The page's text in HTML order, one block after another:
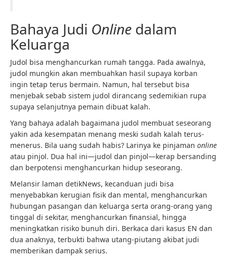
Bahaya Judi Online dalam
Keluarga
Judol bisa menghancurkan rumah tangga. Pada awalnya,
judol mungkin akan membuahkan hasil supaya korban
ingin tetap terus bermain. Namun, hal tersebut bisa
menjebak sebab sistem judol dirancang sedemikian rupa
supaya selanjutnya pemain dibuat kalah.
Yang bahaya adalah bagaimana judol membuat seseorang
yakin ada kesempatan menang meski sudah kalah terus-
menerus. Bila uang sudah habis? Larinya ke pinjaman online
atau pinjol. Dua hal ini—judol dan pinjol—kerap bersanding
dan berpotensi menghancurkan hidup seseorang.
Melansir laman detikNews, kecanduan judi bisa
menyebabkan kerugian fisik dan mental, menghancurkan
hubungan pasangan dan keluarga serta orang-orang yang
tinggal di sekitar, menghancurkan finansial, hingga
meningkatkan risiko bunuh diri. Berkaca dari kasus EN dan
dua anaknya, terbukti bahwa utang-piutang akibat judi
memberikan dampak serius.